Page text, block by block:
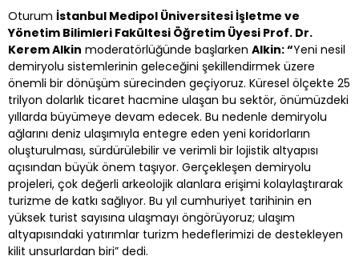
Oturum İstanbul Medipol Üniversitesi İşletme ve
Yönetim Bilimleri Fakültesi Öğretim Üyesi Prof. Dr.
Kerem Alkin moderatörlüğünde başlarken Alkin: “Yeni nesil
demiryolu sistemlerinin geleceğini şekillendirmek üzere
önemli bir dönüşüm sürecinden geçiyoruz. Küresel ölçekte 25
trilyon dolarlık ticaret hacmine ulaşan bu sektör, önümüzdeki
yıllarda büyümeye devam edecek. Bu nedenle demiryolu
ağlarını deniz ulaşımıyla entegre eden yeni koridorların
oluşturulması, sürdürülebilir ve verimli bir lojistik altyapısı
açısından büyük önem taşıyor. Gerçekleşen demiryolu
projeleri, çok değerli arkeolojik alanlara erişimi kolaylaştırarak
turizme de katkı sağlıyor. Bu yıl cumhuriyet tarihinin en
yüksek turist sayısına ulaşmayı öngörüyoruz; ulaşım
altyapısındaki yatırımlar turizm hedeflerimizi de destekleyen
kilit unsurlardan biri” dedi.